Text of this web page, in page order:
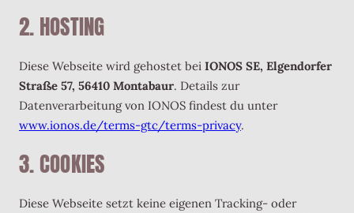
2. HOSTING
Diese Webseite wird gehostet bei IONOS SE, Elgendorfer
Straße 57, 56410 Montabaur. Details zur
Datenverarbeitung von IONOS findest du unter
www.ionos.de/terms-gtc/terms-privacy.
3. COOKIES
Diese Webseite setzt keine eigenen Tracking- oder